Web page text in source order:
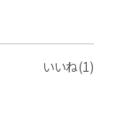
いいね(1)